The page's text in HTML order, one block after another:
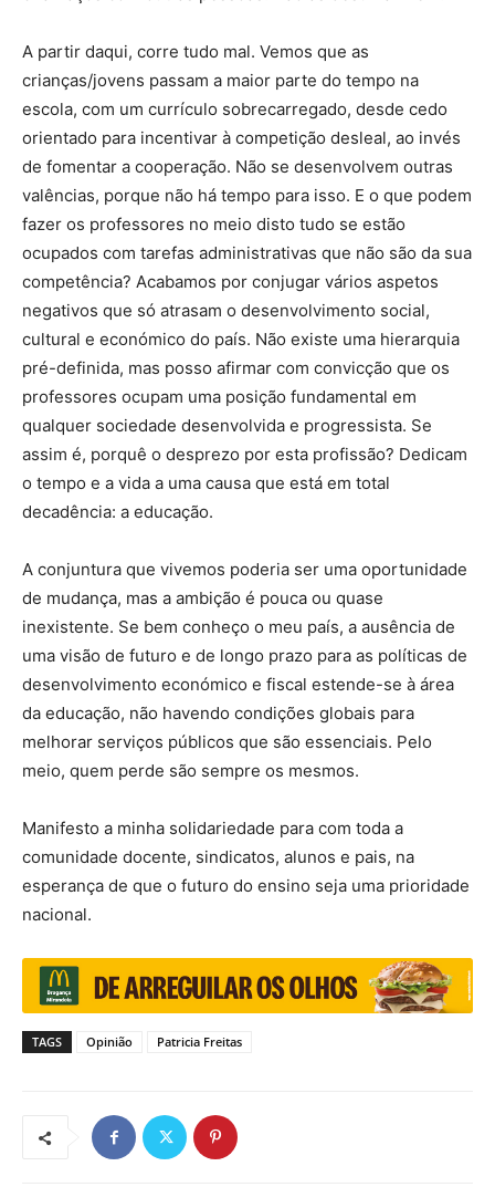
A partir daqui, corre tudo mal. Vemos que as
crianças/jovens passam a maior parte do tempo na
escola, com um currículo sobrecarregado, desde cedo
orientado para incentivar à competição desleal, ao invés
de fomentar a cooperação. Não se desenvolvem outras
valências, porque não há tempo para isso. E o que podem
fazer os professores no meio disto tudo se estão
ocupados com tarefas administrativas que não são da sua
competência? Acabamos por conjugar vários aspetos
negativos que só atrasam o desenvolvimento social,
cultural e económico do país. Não existe uma hierarquia
pré-definida, mas posso afirmar com convicção que os
professores ocupam uma posição fundamental em
qualquer sociedade desenvolvida e progressista. Se
assim é, porquê o desprezo por esta profissão? Dedicam
o tempo e a vida a uma causa que está em total
decadência: a educação.
A conjuntura que vivemos poderia ser uma oportunidade
de mudança, mas a ambição é pouca ou quase
inexistente. Se bem conheço o meu país, a ausência de
uma visão de futuro e de longo prazo para as políticas de
desenvolvimento económico e fiscal estende-se à área
da educação, não havendo condições globais para
melhorar serviços públicos que são essenciais. Pelo
meio, quem perde são sempre os mesmos.
Manifesto a minha solidariedade para com toda a
comunidade docente, sindicatos, alunos e pais, na
esperança de que o futuro do ensino seja uma prioridade
nacional.
TAGS Opinião Patricia Freitas